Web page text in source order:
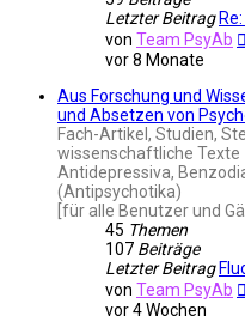
Letzter Beitrag
von Team PsyAb
vor 8 Monate
Aus Forschung und
und Absetzen von
Fach-Artikel, Studien,
wissenschaftliche
Antidepressiva,
(Antipsychotika)
[für alle Benutzer und
45 Themen
107 Beiträge
Letzter Beitrag
von Team PsyAb
vor 4 Wochen